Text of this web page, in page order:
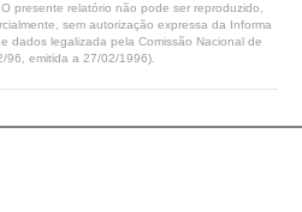
presente relatório não pode ser reproduzido,
sem autorização expressa da Informa
dados legalizada pela Comissão Nacional de
96, emitida a 27/02/1996).